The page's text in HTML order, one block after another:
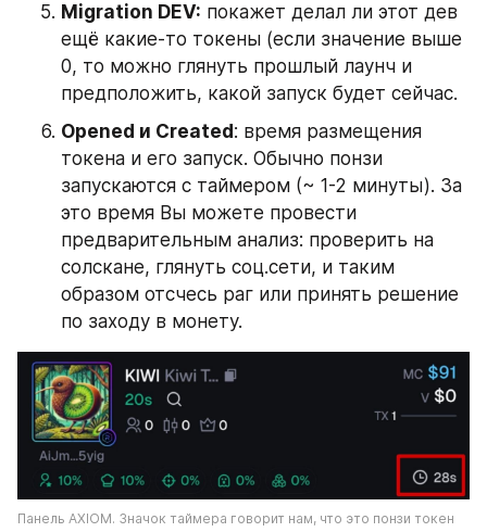
Migration DEV: покажет делал ли этот дев
ещё какие-то токены (если значение выше
0, то можно глянуть прошлый лаунч и
предположить, какой запуск будет сейчас.
Opened и Created : время размещения
токена и его запуск. Обычно понзи
запускаются с таймером (~ 1-2 минуты). За
это время Вы можете провести
предварительным анализ: проверить на
солскане, глянуть соц.сети, и таким
образом отсчесь раг или принять решение
по заходу в монету.
Панель AXIOM. Значок таймера говорит нам, что это понзи токен